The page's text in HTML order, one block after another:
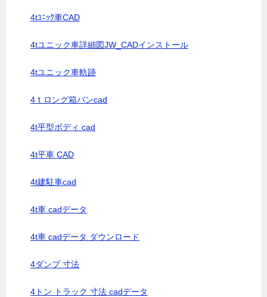
4tﾕﾆｯｸ車CAD
4tユニック車詳細図JW_CADインストール
4tユニック車軌跡
4ｔロング箱バンcad
4t平型ボディ cad
4t平車 CAD
4t建駐車cad
4t車 cadデータ
4t車 cadデータ ダウンロード
4ダンプ 寸法
4トン トラック 寸法 cadデータ